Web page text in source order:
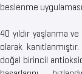
beslenme
40 yıldır yaşlanma
olarak
doğal birincil